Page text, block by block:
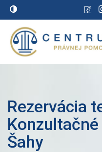
Rezervácia
Šahy